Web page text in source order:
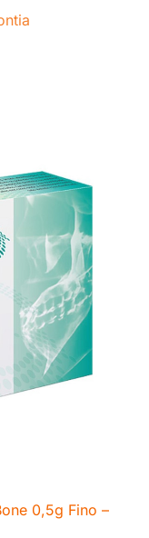
0,5g Fino –